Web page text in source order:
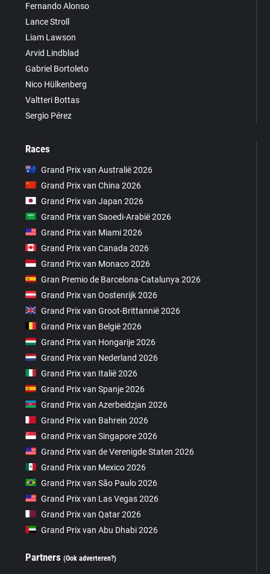
Fernando Alonso
Lance Stroll
Liam Lawson
Arvid Lindblad
Gabriel Bortoleto
Nico Hülkenberg
Valtteri Bottas
Sergio Pérez
Races
Grand Prix van Australië 2026
Grand Prix van China 2026
Grand Prix van Japan 2026
Grand Prix van Saoedi-Arabië 2026
Grand Prix van Miami 2026
Grand Prix van Canada 2026
Grand Prix van Monaco 2026
Gran Premio de Barcelona-Catalunya 2026
Grand Prix van Oostenrijk 2026
Grand Prix van Groot-Brittannië 2026
Grand Prix van België 2026
Grand Prix van Hongarije 2026
Grand Prix van Nederland 2026
Grand Prix van Italië 2026
Grand Prix van Spanje 2026
Grand Prix van Azerbeidzjan 2026
Grand Prix van Bahrein 2026
Grand Prix van Singapore 2026
Grand Prix van de Verenigde Staten 2026
Grand Prix van Mexico 2026
Grand Prix van São Paulo 2026
Grand Prix van Las Vegas 2026
Grand Prix van Qatar 2026
Grand Prix van Abu Dhabi 2026
Partners(Ook adverteren?)